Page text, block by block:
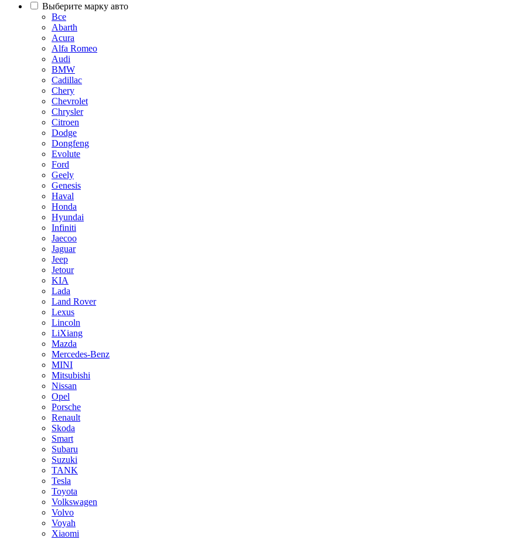
Выберите марку авто
Все
Abarth
Acura
Alfa Romeo
Audi
BMW
Cadillac
Chery
Chevrolet
Chrysler
Citroen
Dodge
Dongfeng
Evolute
Ford
Geely
Genesis
Haval
Honda
Hyundai
Infiniti
Jaecoo
Jaguar
Jeep
Jetour
KIA
Lada
Land Rover
Lexus
Lincoln
LiXiang
Mazda
Mercedes-Benz
MINI
Mitsubishi
Nissan
Opel
Porsche
Renault
Skoda
Smart
Subaru
Suzuki
TANK
Tesla
Toyota
Volkswagen
Volvo
Voyah
Xiaomi